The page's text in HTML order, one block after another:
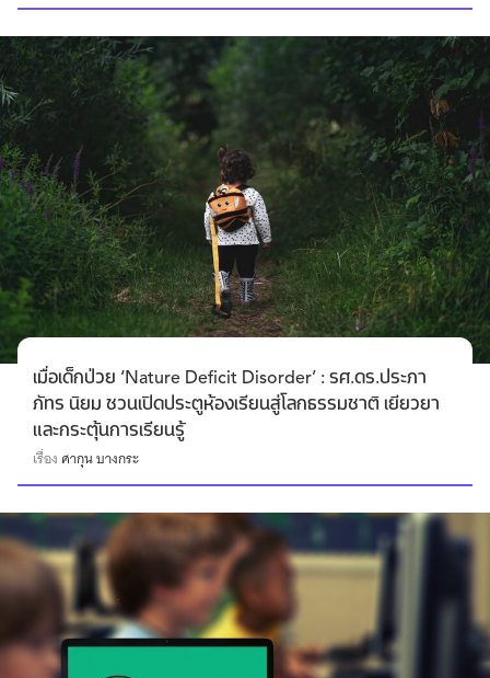
เมื่อเด็กป่วย ‘Nature Deficit Disorder’ : รศ.ดร.ประภา
ภัทร นิยม ชวนเปิดประตูห้องเรียนสู่โลกธรรมชาติ เยียวยา
และกระตุ้นการเรียนรู้
เรื่อง ศากุน บางกระ